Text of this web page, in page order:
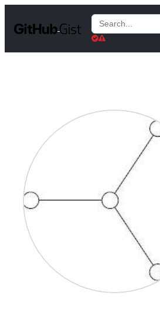
t
Search
Gists